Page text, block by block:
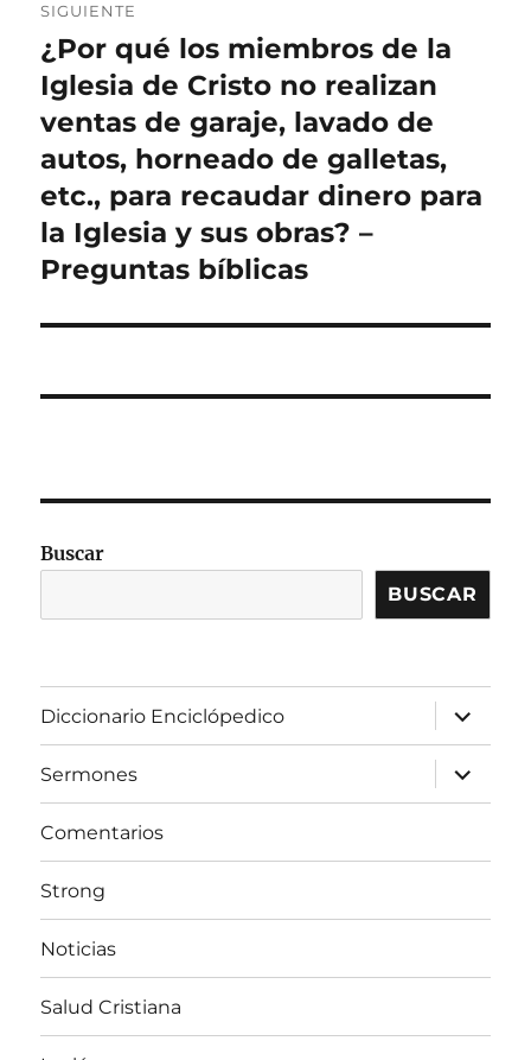
SIGUIENTE
Entrada
siguiente:
¿Por qué los miembros de la
Iglesia de Cristo no realizan
ventas de garaje, lavado de
autos, horneado de galletas,
etc., para recaudar dinero para
la Iglesia y sus obras? –
Preguntas bíblicas
Buscar
BUSCAR
Diccionario Enciclópedico
expandir
el
menú
inferior
Sermones
expandir
el
menú
Comentarios
Strong
Noticias
Salud Cristiana